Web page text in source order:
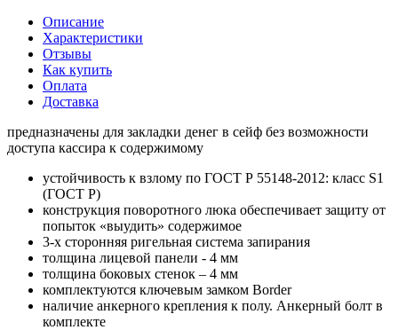
Описание
Характеристики
Отзывы
Как купить
Оплата
Доставка
предназначены для закладки денег в сейф без возможности
доступа кассира к содержимому
устойчивость к взлому по ГОСТ Р 55148-2012: класс S1
(ГОСТ Р)
конструкция поворотного люка обеспечивает защиту от
попыток «выудить» содержимое
3-х сторонняя ригельная система запирания
толщина лицевой панели - 4 мм
толщина боковых стенок – 4 мм
комплектуются ключевым замком Border
наличие анкерного крепления к полу. Анкерный болт в
комплекте